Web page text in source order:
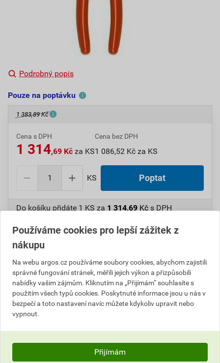
Podrobný popis
Pouze na poptávku
1 383,89 Kč
Cena s DPH
1 314,69 Kč za KS
Cena bez DPH
1 086,52 Kč za KS
KS Poptat
Do košíku přidáte 1 KS za 1 314,69 Kč s DPH
Číslo položky:
Výrobky značky:
Popis
GPH PN 15 Nůžky pákové jednoruční
Informace o ceně
Používáme cookies pro lepší zážitek z
nákupu
Na webu argos.cz používáme soubory cookies, abychom zajistili
správné fungování stránek, měřili jejich výkon a přizpůsobili
nabídky vašim zájmům. Kliknutím na „Přijímám“ souhlasíte s
použitím všech typů cookies. Poskytnuté informace jsou u nás v
bezpečí a toto nastavení navíc můžete kdykoliv upravit nebo
vypnout.
Přijímám